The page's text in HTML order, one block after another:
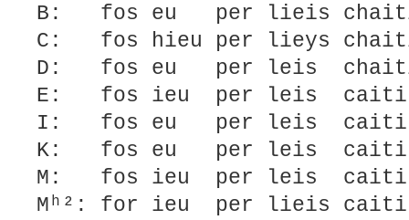
B: fos eu per lieis
C: fos hieu per lieys
D: fos eu per leis
E: fos ieu per leis
I: fos eu per leis
K: fos eu per leis
M: fos ieu per leis
Mʰ²: for ieu per lieis